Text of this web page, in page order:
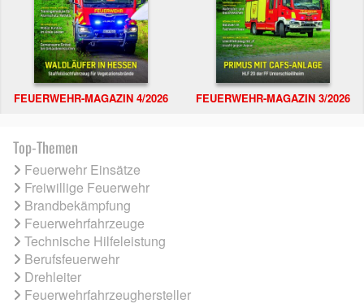
FEUERWEHR-MAGAZIN 4/2026 FEUERWEHR-MAGAZIN 3/2026
Top-Themen
Feuerwehr Einsätze
Freiwillige Feuerwehr
Brandbekämpfung
Feuerwehrfahrzeuge
Technische Hilfeleistung
Berufsfeuerwehr
Drehleiter
Feuerwehrfahrzeughersteller